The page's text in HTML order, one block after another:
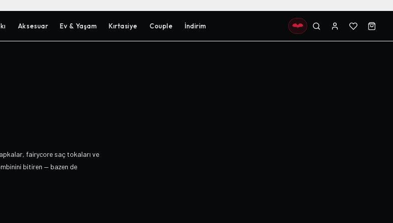
Aksesuar Ev & Yaşam Kırtasiye Couple İndirim
fairycore saç tokaları ve
bitiren — bazen de